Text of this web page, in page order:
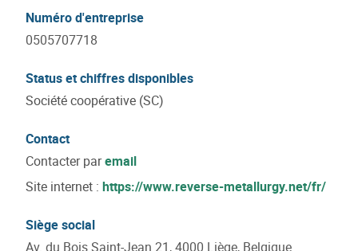
Numéro d'entreprise
0505707718
Status et chiffres disponibles
Société coopérative (SC)
Contact
Contacter paremail
Site internet : https://www.reverse-metallurgy.net/fr/
Siège social
Av. du Bois Saint-Jean 21, 4000 Liège, Belgique